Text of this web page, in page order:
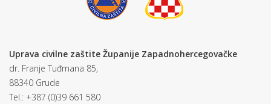
Uprava civilne zaštite Županije Zapadnohercegovačke
dr. Franje Tuđmana 85,
88340 Grude
Tel.: +387 (0)39 661 580